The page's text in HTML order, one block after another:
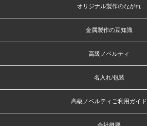
オリジナル製作のながれ
金属製作の豆知識
高級ノベルティ
名入れ/包装
高級ノベルティご利用ガイド